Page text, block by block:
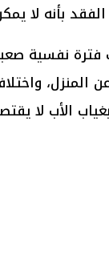
بأنه لا
نفسية
المنزل،
الأب لا